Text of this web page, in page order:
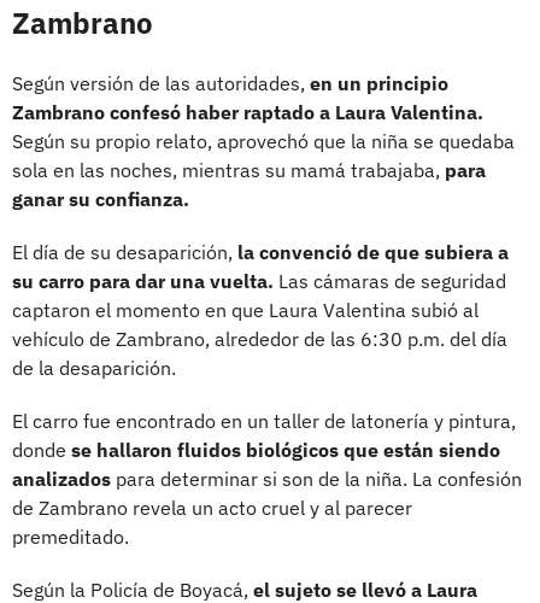
Zambrano
Según versión de las autoridades, en un principio
Zambrano confesó haber raptado a Laura Valentina.
Según su propio relato, aprovechó que la niña se quedaba
sola en las noches, mientras su mamá trabajaba, para
ganar su confianza.
El día de su desaparición, la convenció de que subiera a
su carro para dar una vuelta. Las cámaras de seguridad
captaron el momento en que Laura Valentina subió al
vehículo de Zambrano, alrededor de las 6:30 p.m. del día
de la desaparición.
El carro fue encontrado en un taller de latonería y pintura,
donde se hallaron fluidos biológicos que están siendo
analizados para determinar si son de la niña. La confesión
de Zambrano revela un acto cruel y al parecer
premeditado.
Según la Policía de Boyacá, el sujeto se llevó a Laura